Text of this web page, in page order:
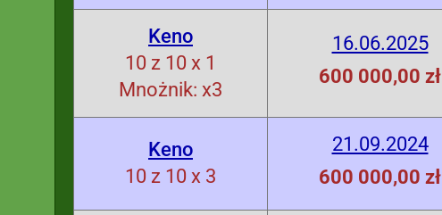
Keno
10 z 10 x 1
Mnożnik: x3
16.06.2025
600 000,00 zł
Keno
10 z 10 x 3
21.09.2024
600 000,00 zł